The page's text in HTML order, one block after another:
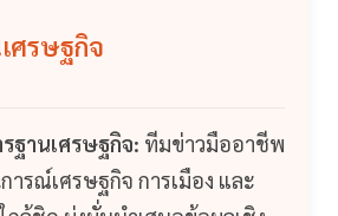
ศรษฐกิจ
ฐานเศรษฐกิจ: ทีมข่าวมืออาชีพ
ารณ์เศรษฐกิจ การเมือง และ